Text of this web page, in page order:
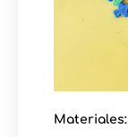
Materiales: